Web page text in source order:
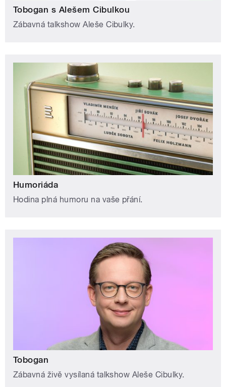
Tobogan s Alešem Cibulkou
Zábavná talkshow Aleše Cibulky.
Humoriáda
Hodina plná humoru na vaše přání.
Tobogan
Zábavná živě vysílaná talkshow Aleše Cibulky.